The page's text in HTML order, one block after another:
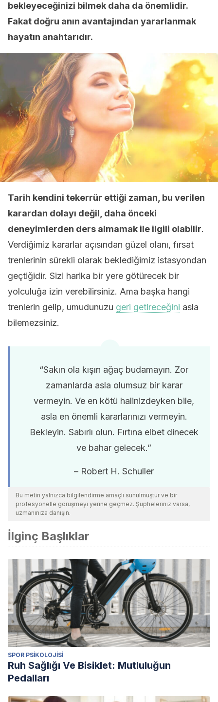
bekleyeceğinizi bilmek daha da önemlidir.
Fakat doğru anın avantajından yararlanmak
hayatın anahtarıdır.
Tarih kendini tekerrür ettiği zaman, bu verilen
karardan dolayı değil, daha önceki
deneyimlerden ders almamak ile ilgili olabilir.
Verdiğimiz kararlar açısından güzel olanı, fırsat
trenlerinin sürekli olarak beklediğimiz istasyondan
geçtiğidir. Sizi harika bir yere götürecek bir
yolculuğa izin verebilirsiniz. Ama başka hangi
trenlerin gelip, umudunuzu geri getireceğini asla
bilemezsiniz.
“Sakın ola kışın ağaç budamayın. Zor
zamanlarda asla olumsuz bir karar
vermeyin. Ve en kötü halinizdeyken bile,
asla en önemli kararlarınızı vermeyin.
Bekleyin. Sabırlı olun. Fırtına elbet dinecek
ve bahar gelecek.”
– Robert H. Schuller
Bu metin yalnızca bilgilendirme amaçlı sunulmuştur ve bir
profesyonelle görüşmeyi yerine geçmez. Şüpheleriniz varsa,
uzmanınıza danışın.
İlginç Başlıklar
SPOR PSIKOLOJISI
Ruh Sağlığı Ve Bisiklet: Mutluluğun
Pedalları